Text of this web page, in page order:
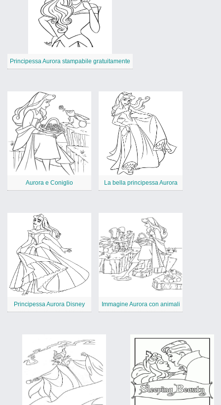
Principessa Aurora stampabile gratuitamente
Aurora e Coniglio La bella principessa Aurora
Principessa Aurora Disney Immagine Aurora con animali